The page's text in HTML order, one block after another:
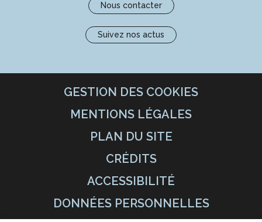
Nous contacter
Suivez nos actus
GESTION DES COOKIES
MENTIONS LÉGALES
PLAN DU SITE
CRÉDITS
ACCESSIBILITÉ
DONNÉES PERSONNELLES